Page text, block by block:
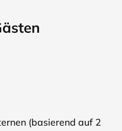
(basierend auf 2